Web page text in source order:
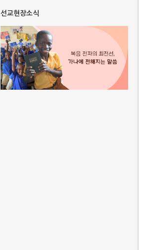
선교현장소식